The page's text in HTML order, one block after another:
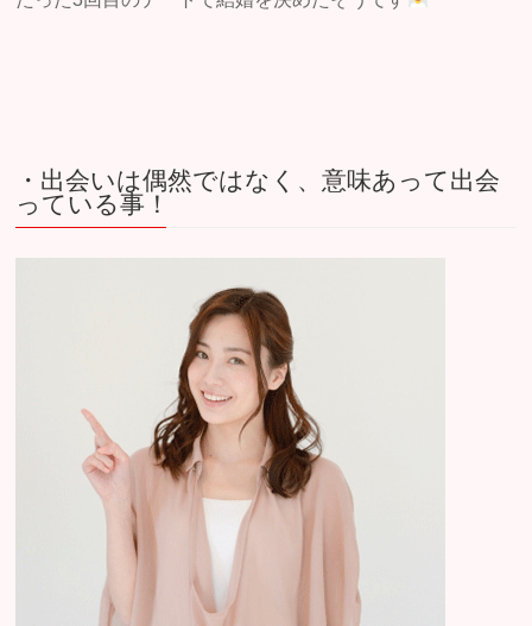
・出会いは偶然ではなく、意味あって出会
っている事！